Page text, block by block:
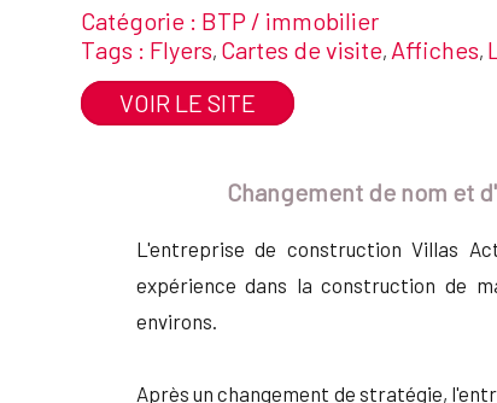
Catégorie : BTP / immobilier
Tags : Flyers, Cartes de visite, Affiches,
VOIR LE SITE
Changement de nom et
L'entreprise de construction Villas
expérience dans la construction de
environs.
Après un changement de stratégie,